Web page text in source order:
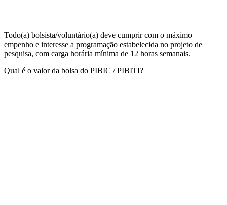
Todo(a) bolsista/voluntário(a) deve cumprir com o máximo
empenho e interesse a programação estabelecida no projeto de
pesquisa, com carga horária mínima de 12 horas semanais.
Qual é o valor da bolsa do PIBIC / PIBITI?